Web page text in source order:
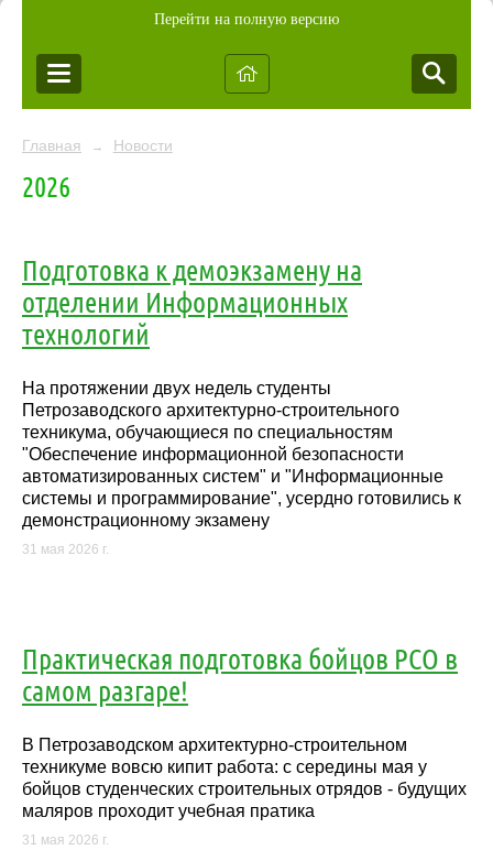
Перейти на полную версию
Главная → Новости
2026
Подготовка к демоэкзамену на
отделении Информационных
технологий
На протяжении двух недель студенты
Петрозаводского архитектурно-строительного
техникума, обучающиеся по специальностям
"Обеспечение информационной безопасности
автоматизированных систем" и "Информационные
системы и программирование", усердно готовились к
демонстрационному экзамену
31 мая 2026 г.
Практическая подготовка бойцов РСО в
самом разгаре!
В Петрозаводском архитектурно-строительном
техникуме вовсю кипит работа: с середины мая у
бойцов студенческих строительных отрядов - будущих
маляров проходит учебная пратика
31 мая 2026 г.